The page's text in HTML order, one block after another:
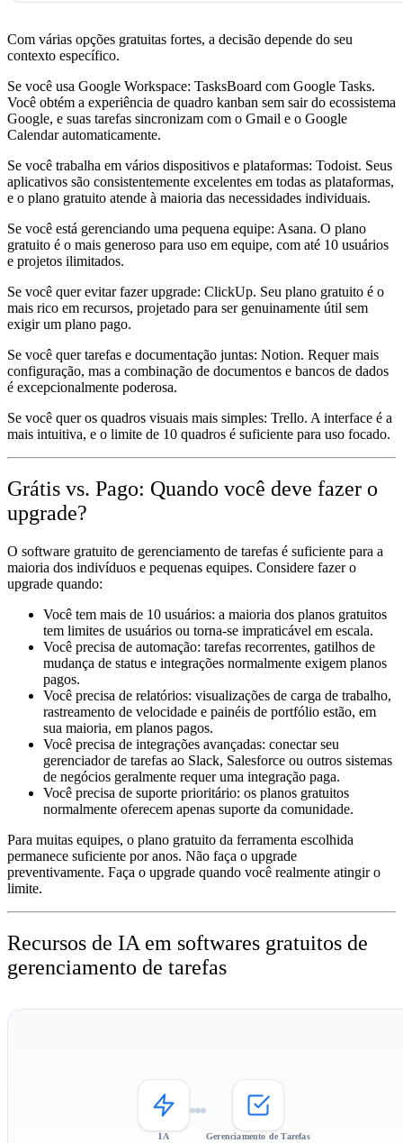
Com várias opções gratuitas fortes, a decisão depende do seu
contexto específico.
Se você usa Google Workspace: TasksBoard com Google Tasks.
Você obtém a experiência de quadro kanban sem sair do ecossistema
Google, e suas tarefas sincronizam com o Gmail e o Google
Calendar automaticamente.
Se você trabalha em vários dispositivos e plataformas: Todoist. Seus
aplicativos são consistentemente excelentes em todas as plataformas,
e o plano gratuito atende à maioria das necessidades individuais.
Se você está gerenciando uma pequena equipe: Asana. O plano
gratuito é o mais generoso para uso em equipe, com até 10 usuários
e projetos ilimitados.
Se você quer evitar fazer upgrade: ClickUp. Seu plano gratuito é o
mais rico em recursos, projetado para ser genuinamente útil sem
exigir um plano pago.
Se você quer tarefas e documentação juntas: Notion. Requer mais
configuração, mas a combinação de documentos e bancos de dados
é excepcionalmente poderosa.
Se você quer os quadros visuais mais simples: Trello. A interface é a
mais intuitiva, e o limite de 10 quadros é suficiente para uso focado.
Grátis vs. Pago: Quando você deve fazer o
upgrade?
O software gratuito de gerenciamento de tarefas é suficiente para a
maioria dos indivíduos e pequenas equipes. Considere fazer o
upgrade quando:
Você tem mais de 10 usuários: a maioria dos planos gratuitos
tem limites de usuários ou torna-se impraticável em escala.
Você precisa de automação: tarefas recorrentes, gatilhos de
mudança de status e integrações normalmente exigem planos
pagos.
Você precisa de relatórios: visualizações de carga de trabalho,
rastreamento de velocidade e painéis de portfólio estão, em
sua maioria, em planos pagos.
Você precisa de integrações avançadas: conectar seu
gerenciador de tarefas ao Slack, Salesforce ou outros sistemas
de negócios geralmente requer uma integração paga.
Você precisa de suporte prioritário: os planos gratuitos
normalmente oferecem apenas suporte da comunidade.
Para muitas equipes, o plano gratuito da ferramenta escolhida
permanece suficiente por anos. Não faça o upgrade
preventivamente. Faça o upgrade quando você realmente atingir o
limite.
Recursos de IA em softwares gratuitos de
gerenciamento de tarefas
IA Gerenciamento de Tarefas